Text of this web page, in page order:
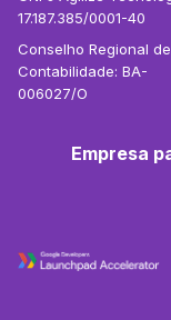
17.187.385/0001-40
Conselho Regional de
Contabilidade: BA-
006027/O
Empresa